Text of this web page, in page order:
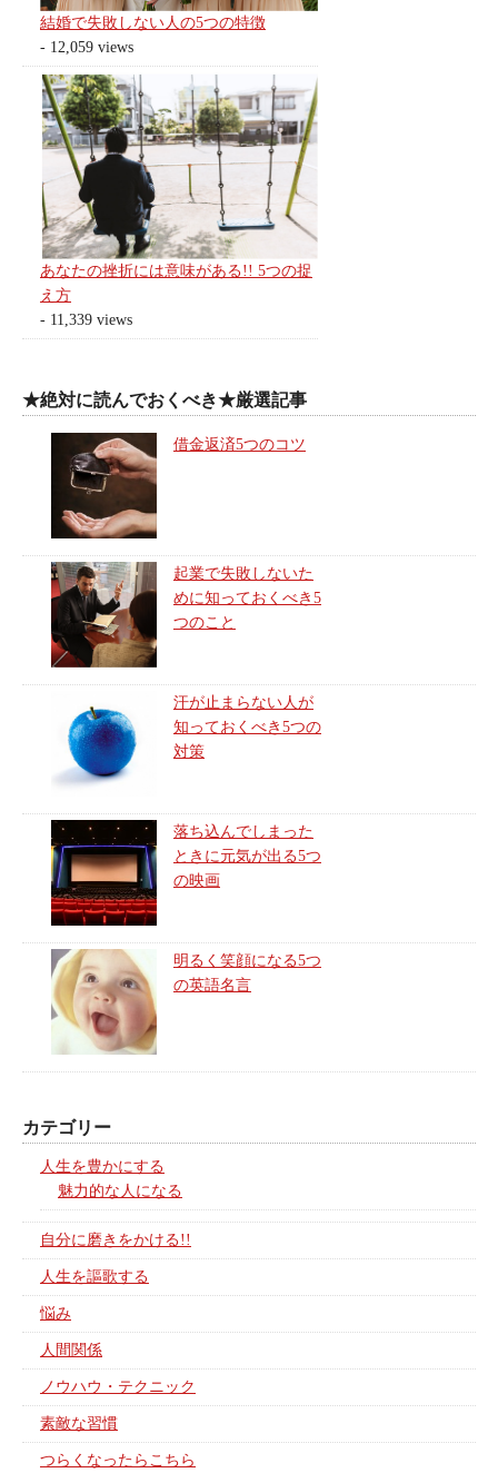
結婚で失敗しない人の5つの特徴
- 12,059 views
あなたの挫折には意味がある!! 5つの捉
え方
- 11,339 views
★絶対に読んでおくべき★厳選記事
借金返済5つのコツ
起業で失敗しないた
めに知っておくべき5
つのこと
汗が止まらない人が
知っておくべき5つの
対策
落ち込んでしまった
ときに元気が出る5つ
の映画
明るく笑顔になる5つ
の英語名言
カテゴリー
人生を豊かにする
魅力的な人になる
自分に磨きをかける!!
人生を謳歌する
悩み
人間関係
ノウハウ・テクニック
素敵な習慣
つらくなったらこちら